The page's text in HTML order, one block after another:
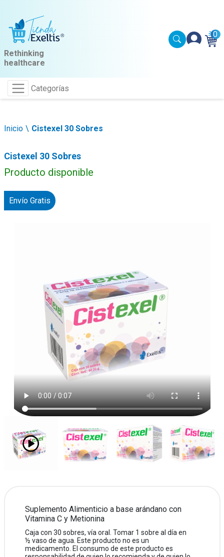
Rethinking
healthcare
0
Categorías
Inicio Cistexel 30 Sobres
Cistexel 30 Sobres
Producto disponible
Envío Gratis
Suplemento Alimenticio a base arándano con
Vitamina C y Metionina
Caja con 30 sobres, vía oral. Tomar 1 sobre al día en
½ vaso de agua. Este producto no es un
medicamento. El consumo de este producto es